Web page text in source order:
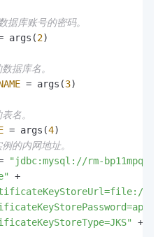
库账号的密码。
args(2)
据库名。
= args(3)
名。
= args(4)
的内网地址。
"jdbc:mysql://rm-
+
+